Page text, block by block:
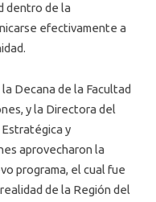
dentro de la
efectivamente a
Decana de la Facultad
y la Directora del
y
aprovecharon la
programa, el cual fue
de la Región del